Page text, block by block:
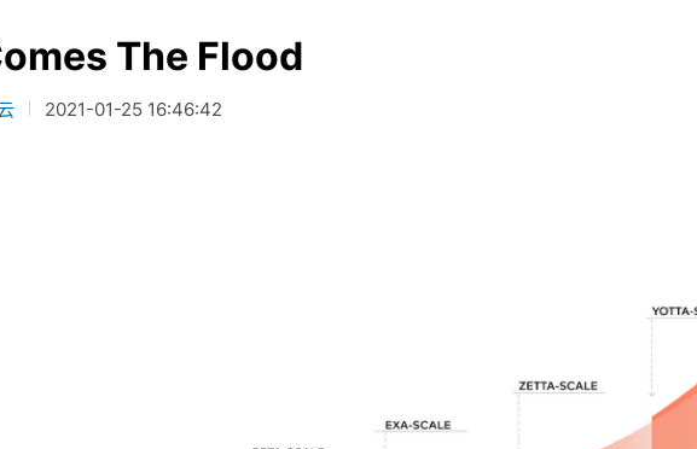
The Flood
2021-01-25 16:46:42